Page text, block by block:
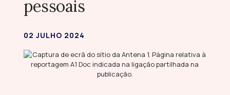
pessoais
02 JULHO 2024